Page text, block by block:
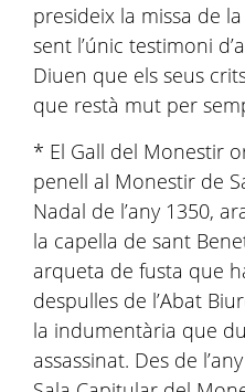
presideix la missa de
sent l’únic testimoni
Diuen que els seus
que restà mut per
* El Gall del Monestir
penell al Monestir de
Nadal de l’any 1350,
la capella de sant
arqueta de fusta que
despulles de l’Abat
la indumentària que
assassinat. Des de